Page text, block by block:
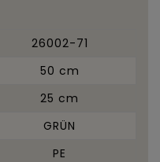
26002-71
50 cm
25 cm
GRÜN
PE